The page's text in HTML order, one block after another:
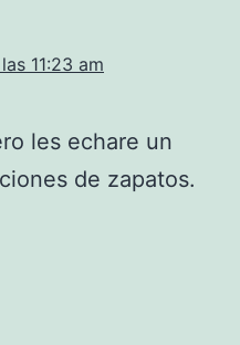
11:23 am
les echare un
de zapatos.